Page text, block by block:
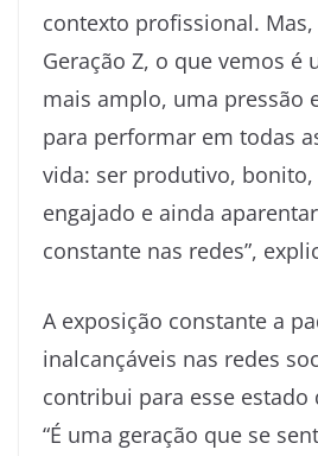
contexto profissional.
Geração Z, o que vemos é
mais amplo, uma pressão
para performar em todas
vida: ser produtivo, bonito,
engajado e ainda
constante nas redes”,
A exposição constante a
inalcançáveis nas redes
contribui para esse estado
“É uma geração que se